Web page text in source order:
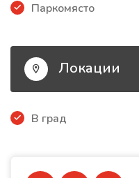
Паркомясто
Локации
В град